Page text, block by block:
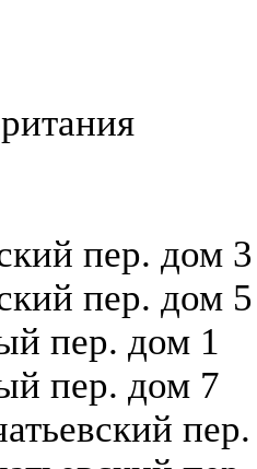
пер. дом 3
пер. дом 5
пер. дом 1
пер. дом 7